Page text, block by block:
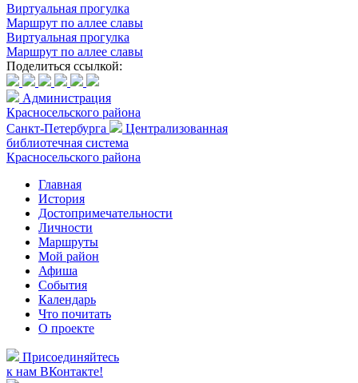
Виртуальная прогулка
Маршрут по аллее славы
Виртуальная прогулка
Маршрут по аллее славы
Поделиться ссылкой:
Администрация
Красносельского района
Санкт-Петербурга
Централизованная
библиотечная система
Красносельского района
Главная
История
Достопримечательности
Личности
Маршруты
Мой район
Афиша
События
Календарь
Что почитать
О проекте
Присоединяйтесь
к нам ВКонтакте!